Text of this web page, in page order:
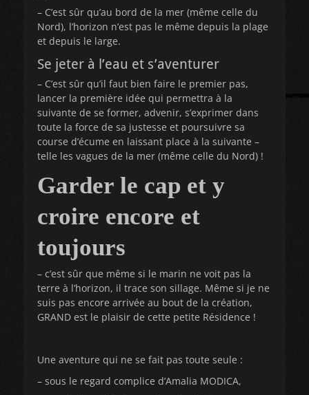
– C’est sûr qu’au bord de la mer (même celle du
Nord), l’horizon n’est pas le même depuis la plage
et depuis le large.
Se jeter à l’eau et s’aventurer
– C’est sûr qu’il faut bien faire le premier pas,
lancer la première idée qui permettra à la
suivante de se former, advenir, s’exprimer dans
toute la force de sa justesse et poursuivre sa
course d’écume en laissant place à la suivante –
telle les vagues de la mer (même celle du Nord) !
Garder le cap et y
croire encore et
toujours
– c’est sûr que même si le marin ne voit pas la
terre à l’horizon, il trace son sillage. Même si je ne
suis pas encore arrivée au bout de la création,
GRAND est le plaisir de cette petite Résidence !
Une aventure qui ne se fait pas toute seule :
– sous le regard complice d’Amalia MODICA,